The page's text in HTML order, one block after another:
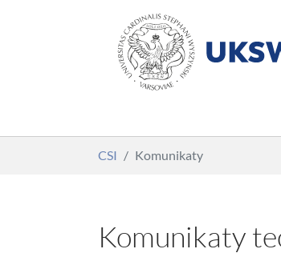
CSI Komunikaty
Komunikaty